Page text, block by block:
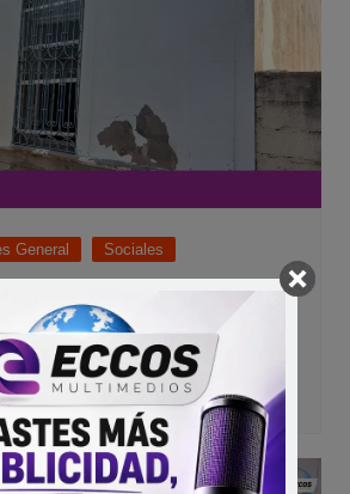
General Sociales
Ángel de la Guarda
de compromiso y amor